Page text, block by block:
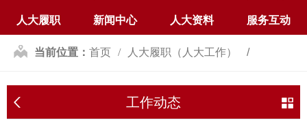
人大履职 新闻中心 人大资料 服务互动
当前位置： 首页 人大履职（人大工作）
代表工作 工作动态
工作动态